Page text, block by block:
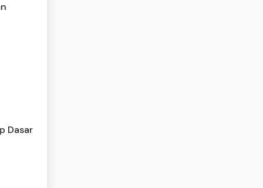
Dasar